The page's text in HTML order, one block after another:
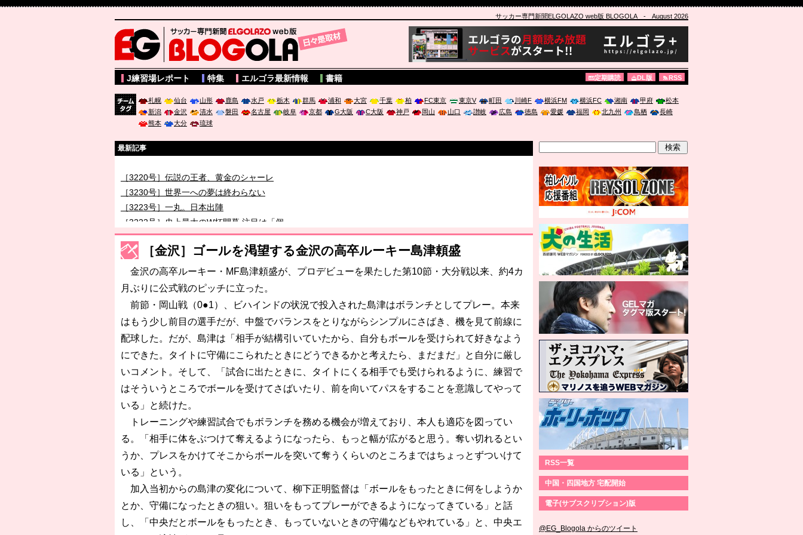
サッカー専門新聞ELGOLAZO web版 BLOGOLA- August 2026
サッカー専門新聞ELGOLAZO web版 BLOGOLA
J練習場レポート 特集 エルゴラ最新情報 書籍 定期購読 DL版 RSS
札幌 仙台 山形 鹿島 水戸 栃木 群馬 浦和 大宮 千葉 柏 FC東京 東京V 町田 川崎F 横浜FM 横浜FC 湘南 甲府
松本
新潟
金沢 清水 磐田 名古屋 岐阜 京都 G大阪 C大阪 神戸 岡山 山口 讃岐 広島 徳島 愛媛 福岡 北九州 鳥栖
長崎
熊本
大分 琉球
最新記事
［3220号］伝説の王者、黄金のシャーレ
［3230号］世界一への夢は終わらない
［3223号］一丸。日本出陣
［3222号］史上最大のW杯開幕 注目は「個」
長谷川 アーリアジャスールさんがシンポジウム「気候変動から命を守る ～エネルギー危機時代の猛暑対策～」に登壇
［金沢］ゴールを渇望する金沢の高卒ルーキー島津頼盛
金沢の高卒ルーキー・MF島津頼盛が、プロデビューを果たした第10節・大分戦以来、約4カ
月ぶりに公式戦のピッチに立った。
前節・岡山戦（0●1）、ビハインドの状況で投入された島津はボランチとしてプレー。本来
はもう少し前目の選手だが、中盤でバランスをとりながらシンプルにさばき、機を見て前線に
配球した。だが、島津は「相手が結構引いていたから、自分もボールを受けられて好きなよう
にできた。タイトに守備にこられたときにどうできるかと考えたら、まだまだ」と自分に厳し
いコメント。そして、「試合に出たときに、タイトにくる相手でも受けられるように、練習で
はそういうところでボールを受けてさばいたり、前を向いてパスをすることを意識してやって
いる」と続けた。
トレーニングや練習試合でもボランチを務める機会が増えており、本人も適応を図ってい
る。「相手に体をぶつけて奪えるようになったら、もっと幅が広がると思う。奪い切れるとい
うか、プレスをかけてそこからボールを突いて奪うくらいのところまではちょっとずついけて
いる」という。
加入当初からの島津の変化について、柳下正明監督は「ボールをもったときに何をしようか
とか、守備になったときの狙い。狙いをもってプレーができるようになってきている」と話
し、「中央だとボールをもったとき、もっていないときの守備などもやれている」と、中央エ
RSS一覧
中国・四国地方 宅配開始
電子(サブスクリプション)版
@EG_Blogola からのツイート